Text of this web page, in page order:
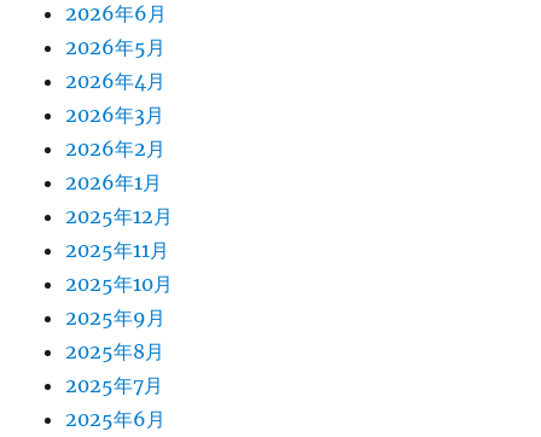
2026年6月
2026年5月
2026年4月
2026年3月
2026年2月
2026年1月
2025年12月
2025年11月
2025年10月
2025年9月
2025年8月
2025年7月
2025年6月